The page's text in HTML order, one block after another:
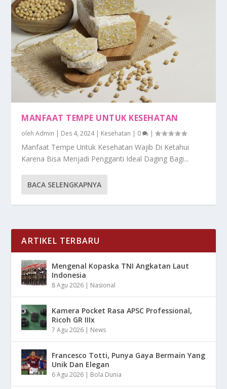
MANFAAT TEMPE UNTUK KESEHATAN
olehAdmin | Des 4, 2024| Kesehatan | 0 |
Manfaat Tempe Untuk Kesehatan Wajib Di Ketahui
Karena Bisa Menjadi Pengganti Ideal Daging Bagi...
BACA SELENGKAPNYA
ARTIKEL TERBARU
Mengenal Kopaska TNI Angkatan Laut
Indonesia
8 Agu 2026 | Nasional
Kamera Pocket Rasa APSC Professional,
Ricoh GR IIIx
7 Agu 2026 | News
Francesco Totti, Punya Gaya Bermain Yang
Unik Dan Elegan
6 Agu 2026 | Bola Dunia